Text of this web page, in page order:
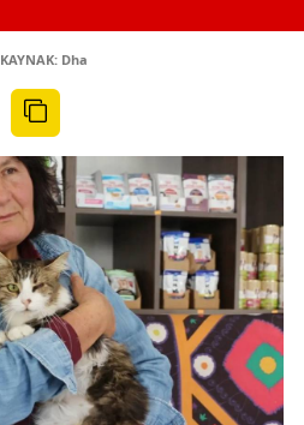
KAYNAK: Dha